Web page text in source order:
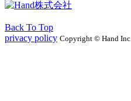
Back To Top
privacy policy Copyright © Hand